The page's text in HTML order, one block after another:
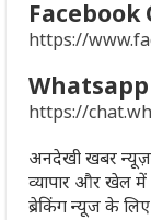
Facebook
https://
https://
अनदेखी खबर न्यूज़
व्यापार और खेल
ब्रेकिंग न्यूज के